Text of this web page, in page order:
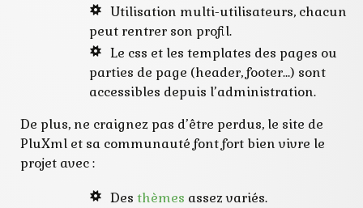
Utilisation multi-utilisateurs, chacun
peut rentrer son profil.
Le css et les templates des pages ou
parties de page (header, footer…) sont
accessibles depuis l’administration.
De plus, ne craignez pas d’être perdus, le site de
PluXml et sa communauté font fort bien vivre le
projet avec :
Des thèmes assez variés.